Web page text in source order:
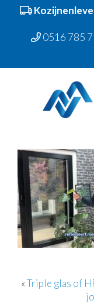
0516 785
hoofdnavigatie
hoofd
«Triple glas of